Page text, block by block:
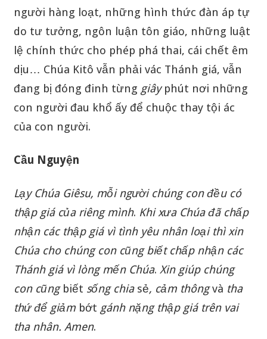
người hàng loạt, những hình thức đàn áp tự
do tư tưởng, ngôn luận tôn giáo, những luật
lệ chính thức cho phép phá thai, cái chết êm
dịu… Chúa Kitô vẫn phải vác Thánh giá, vẫn
đang bị đóng đinh từng giâyphút nơi những
con người đau khổ ấy để chuộc thay tội ác
của con người.
Cầu Nguyện
Lạy Chúa Giêsu, mỗi người chúng conđều có
thập giá của riêng mình. Khixưa Chúađã chấp
nhận các thập giá vì tình yêu nhân loại thì xin
Chúa cho chúng con cũng biếtchấp nhận các
Thánh giá vì lòng mến Chúa. Xin giúp chúng
con cũng biết sống chia sẻ, cảm thôngvà tha
thứđể giảm bớt gánh nặng thập giá trên vai
tha nhân. Amen.